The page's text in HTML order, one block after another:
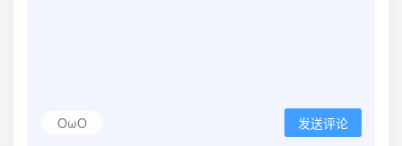
OωO 发送评论